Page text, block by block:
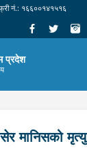
नं.: १६६००१४१५१६
प्रदेश
मानिसको मृत्यु